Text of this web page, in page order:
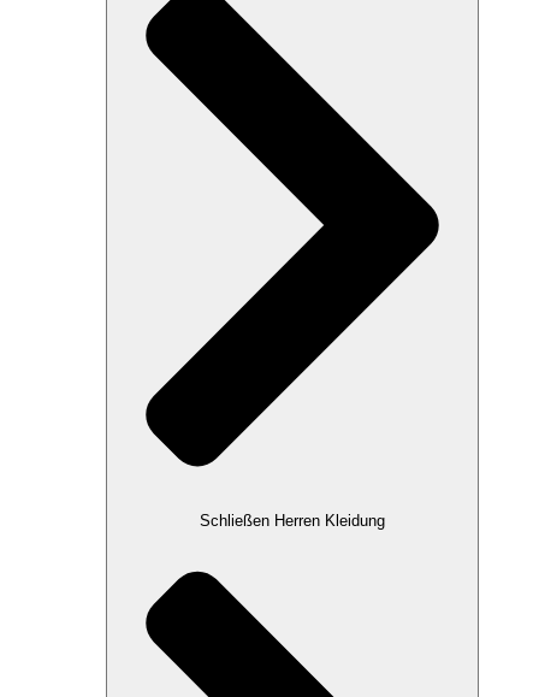
Schließen Herren Kleidung